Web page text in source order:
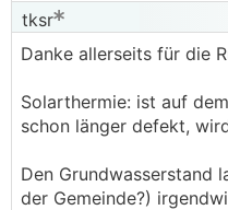
tksr
Danke allerseits für die
Solarthermie: ist auf
schon länger defekt,
Den Grundwasserstand
der Gemeinde?)